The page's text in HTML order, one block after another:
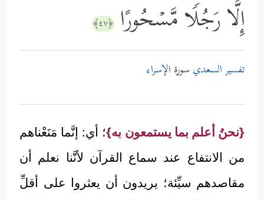
إِلَّا رَجُلࣰا مَّسۡحُورًا ﴿٤٧﴾
تفسير السعدي سورة الإسراء
{نحنُ أعلم بما يستمعون به}؛ أي: إنَّما مَنَعْناهم
من الانتفاع عند سماع القرآن لأنَّنا نعلم أن
مقاصدهم سيِّئة؛ يريدون أن يعثروا على أقلِّ